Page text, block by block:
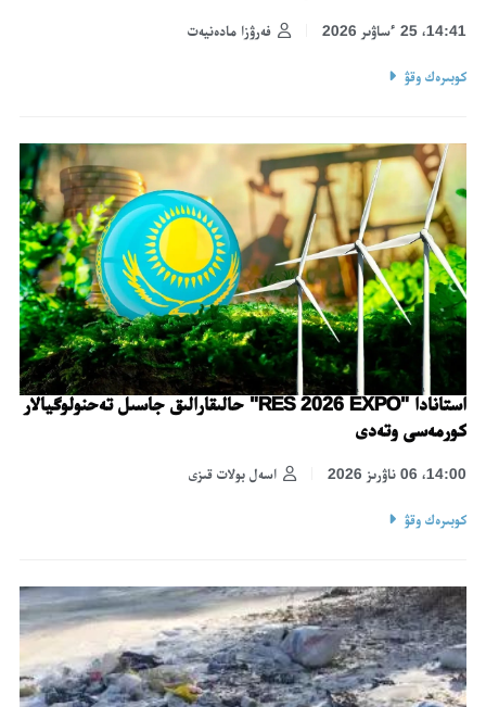
فەرۋزا مادەنيەت 14:41، 25 ءساۋىر 2026
كوبىرەك وقۋ
استانادا "RES 2026 EXPO" حالىقارالىق جاسىل تەحنولوگيالار
كورمەسى وتەدى
اسەل بولات قىزى 14:00، 06 ناۋرىز 2026
كوبىرەك وقۋ